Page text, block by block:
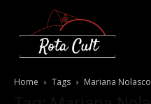
Home Tags Mariana Nolasco